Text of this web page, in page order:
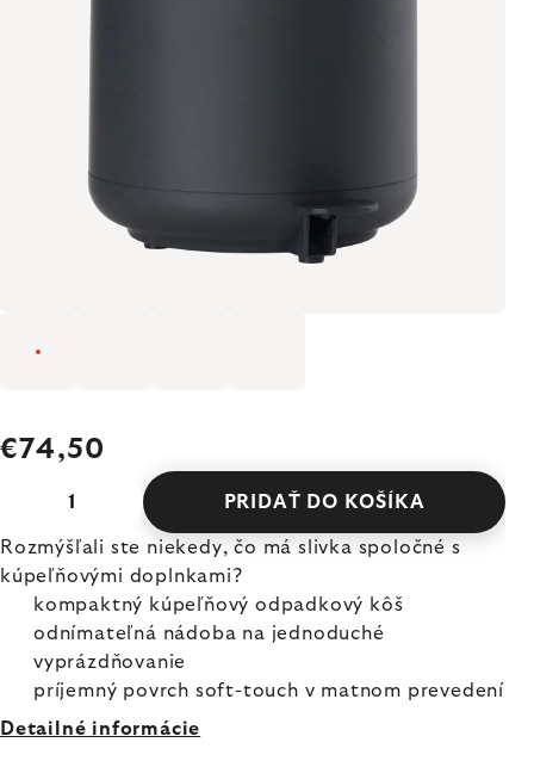
€74,50
PRIDAŤ DO KOŠÍKA
Rozmýšľali ste niekedy, čo má slivka spoločné s
kúpeľňovými doplnkami?
kompaktný kúpeľňový odpadkový kôš
odnímateľná nádoba na jednoduché
vyprázdňovanie
príjemný povrch soft-touch v matnom prevedení
Detailné informácie